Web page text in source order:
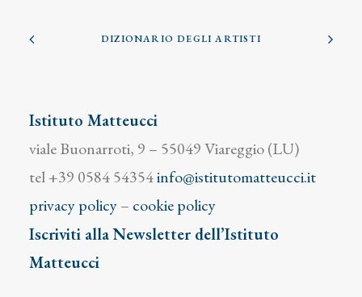
DIZIONARIO DEGLI ARTISTI
Istituto Matteucci
viale Buonarroti, 9 – 55049 Viareggio (LU)
tel +39 0584 54354info@istitutomatteucci.it
privacy policy– cookie policy
Iscriviti alla Newsletter dell’Istituto
Matteucci